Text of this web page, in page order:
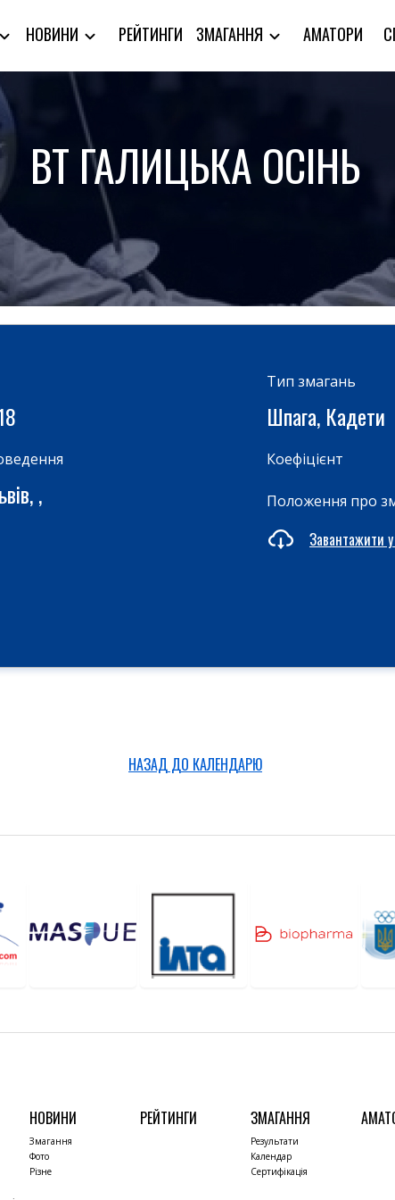
НОВИНИ РЕЙТИНГИ ЗМАГАННЯ АМАТОРИ
ВТ ГАЛИЦЬКА ОСІНЬ
,
Тип змагань
Шпага, Кадети
Коефіцієнт
Положення про
Завантажити
НАЗАД ДО КАЛЕНДАРЮ
НОВИНИ
Змагання
Фото
Різне
РЕЙТИНГИ ЗМАГАННЯ
Результати
Календар
Сертифікація